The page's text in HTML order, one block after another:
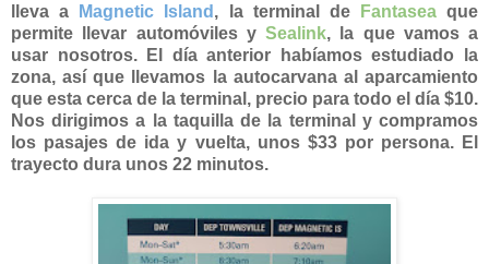
lleva a
Magnetic Island , la terminal de Fantaseaque
permite llevar automóviles y Sealink, la que vamos a
usar nosotros. El día anterior habíamos estudiado la
zona, así que llevamos la autocarvana al aparcamiento
que esta cerca de la terminal, precio para todo el día $10.
Nos dirigimos a la taquilla de la terminal y compramos
los pasajes de ida y vuelta, unos $33 por persona. El
trayecto dura unos 22 minutos.